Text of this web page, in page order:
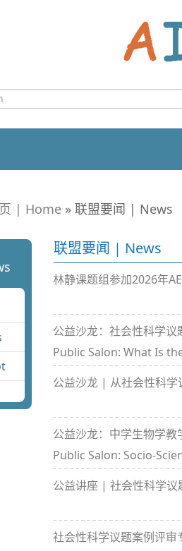
| Home » 联盟要闻 | News
联盟要闻 | News
林静课题组参加2026年
公益沙龙：社会性科学
Public Salon: What Is
公益沙龙 | 从社会性科
公益沙龙：中学生物学
Public Salon: Socio-
公益讲座 | 社会性科学议
社会性科学议题案例评